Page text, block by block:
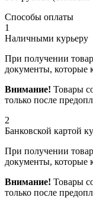
Способы оплаты
1
Наличными курьеру
При получении
документы, которые
Внимание! Товары
только после
2
Банковской картой
При получении
документы, которые
Внимание! Товары
только после